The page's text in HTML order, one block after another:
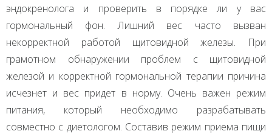
эндокренолога и проверить в порядке ли у вас
гормональный фон. Лишний вес часто вызван
некорректной работой щитовидной железы. При
грамотном обнаружении проблем с щитовидной
железой и корректной гормональной терапии причина
исчезнет и вес придет в норму. Очень важен режим
питания, который необходимо разрабатывать
совместно с диетологом. Составив режим приема пищи